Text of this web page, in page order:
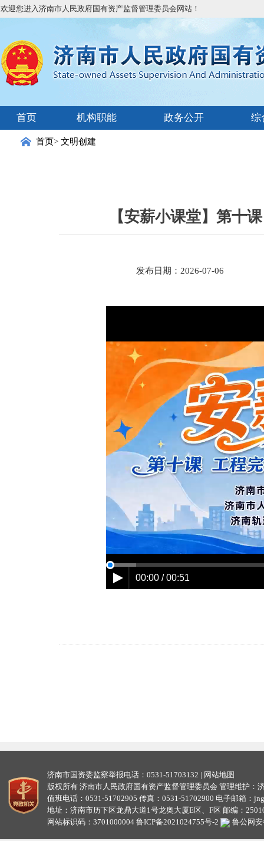
欢迎您进入济南市人民政府国有资产监督管理委员会网站！
首页 机构职能 政务公开 综
首页> 文明创建
【安薪小课堂】第十
发布日期：2026-07-06
00:00 / 00:51
济南市国资委监察举报电话：0531-51703132 | 网站地图
版权所有 济南市人民政府国有资产监督管理委员会 管理维护：
值班电话：0531-51702905 传真：0531-51702900 电子邮箱：
地址：济南市历下区龙鼎大道1号龙奥大厦E区、F区 邮编：
网站标识码：3701000004 鲁ICP备2021024755号-2 鲁公网